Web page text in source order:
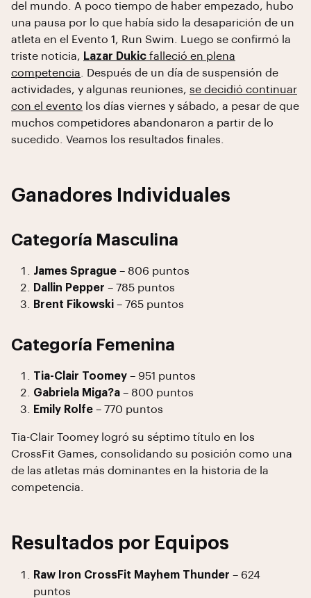
del mundo. A poco tiempo de haber empezado, hubo
una pausa por lo que había sido la desaparición de un
atleta en el Evento 1, Run Swim. Luego se confirmó la
triste noticia, Lazar Dukic falleció en plena
competencia . Después de un día de suspensión de
actividades, y algunas reuniones, se decidió continuar
con el evento los días viernes y sábado, a pesar de que
muchos competidores abandonaron a partir de lo
sucedido. Veamos los resultados finales.
Ganadores Individuales
Categoría Masculina
James Sprague – 806 puntos
Dallin Pepper – 785 puntos
Brent Fikowski – 765 puntos
Categoría Femenina
Tia-Clair Toomey – 951 puntos
Gabriela Miga?a – 800 puntos
Emily Rolfe – 770 puntos
Tia-Clair Toomey logró su séptimo título en los
CrossFit Games, consolidando su posición como una
de las atletas más dominantes en la historia de la
competencia.
Resultados por Equipos
Raw Iron CrossFit Mayhem Thunder – 624
puntos